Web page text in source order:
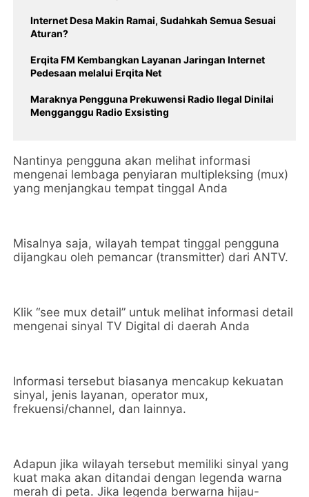
Internet Desa Makin Ramai, Sudahkah Semua Sesuai
Aturan?
Erqita FM Kembangkan Layanan Jaringan Internet
Pedesaan melalui Erqita Net
Maraknya Pengguna Prekuwensi Radio Ilegal Dinilai
Mengganggu Radio Exsisting
Nantinya pengguna akan melihat informasi
mengenai lembaga penyiaran multipleksing (mux)
yang menjangkau tempat tinggal Anda
Misalnya saja, wilayah tempat tinggal pengguna
dijangkau oleh pemancar (transmitter) dari ANTV.
Klik “see mux detail” untuk melihat informasi detail
mengenai sinyal TV Digital di daerah Anda
Informasi tersebut biasanya mencakup kekuatan
sinyal, jenis layanan, operator mux,
frekuensi/channel, dan lainnya.
Adapun jika wilayah tersebut memiliki sinyal yang
kuat maka akan ditandai dengan legenda warna
merah di peta. Jika legenda berwarna hijau-